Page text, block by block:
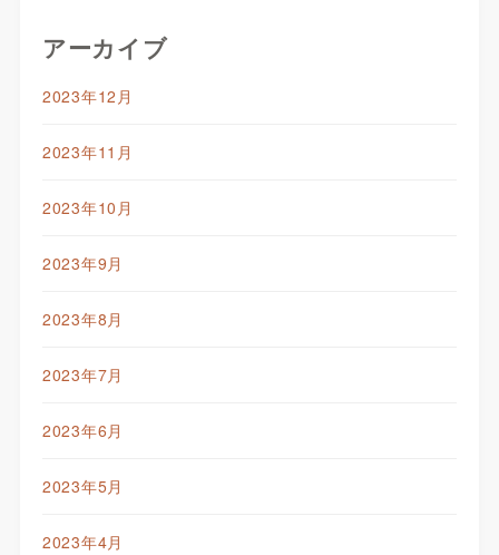
アーカイブ
2023年12月
2023年11月
2023年10月
2023年9月
2023年8月
2023年7月
2023年6月
2023年5月
2023年4月